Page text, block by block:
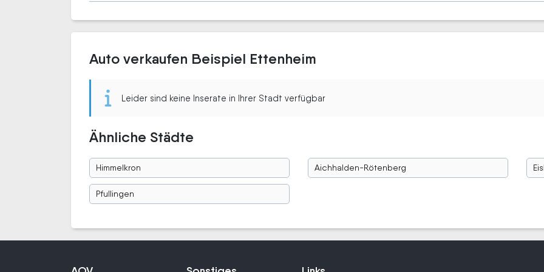
Auto verkaufen Beispiel Ettenheim
Leider sind keine Inserate in Ihrer Stadt verfügbar
Ähnliche Städte
Himmelkron Aichhalden-Rötenberg
Pfullingen